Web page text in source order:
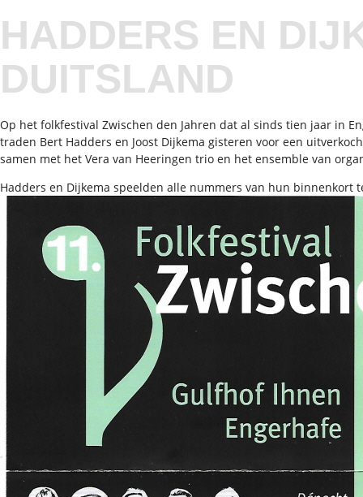
HADDERS EN
DUITSLAND
Op het folkfestival Zwischen den Jahren dat al sinds tien jaar in
traden Bert Hadders en Joost Dijkema gisteren voor een
samen met het Vera van Heeringen trio en het ensemble van
Hadders en Dijkema speelden alle nummers van hun binnenkort